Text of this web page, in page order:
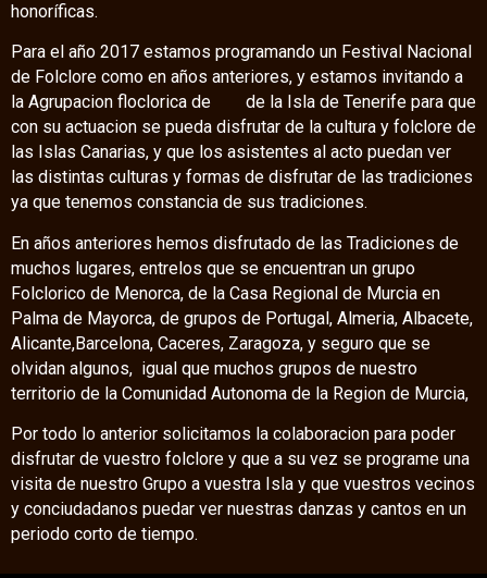
honoríficas.
Para el año 2017 estamos programando un Festival Nacional
de Folclore como en años anteriores, y estamos invitando a
la Agrupacion floclorica de de la Isla de Tenerife para que
con su actuacion se pueda disfrutar de la cultura y folclore de
las Islas Canarias, y que los asistentes al acto puedan ver
las distintas culturas y formas de disfrutar de las tradiciones
ya que tenemos constancia de sus tradiciones.
En años anteriores hemos disfrutado de las Tradiciones de
muchos lugares, entrelos que se encuentran un grupo
Folclorico de Menorca, de la Casa Regional de Murcia en
Palma de Mayorca, de grupos de Portugal, Almeria, Albacete,
Alicante,Barcelona, Caceres, Zaragoza, y seguro que se
olvidan algunos, igual que muchos grupos de nuestro
territorio de la Comunidad Autonoma de la Region de Murcia,
Por todo lo anterior solicitamos la colaboracion para poder
disfrutar de vuestro folclore y que a su vez se programe una
visita de nuestro Grupo a vuestra Isla y que vuestros vecinos
y conciudadanos puedar ver nuestras danzas y cantos en un
periodo corto de tiempo.